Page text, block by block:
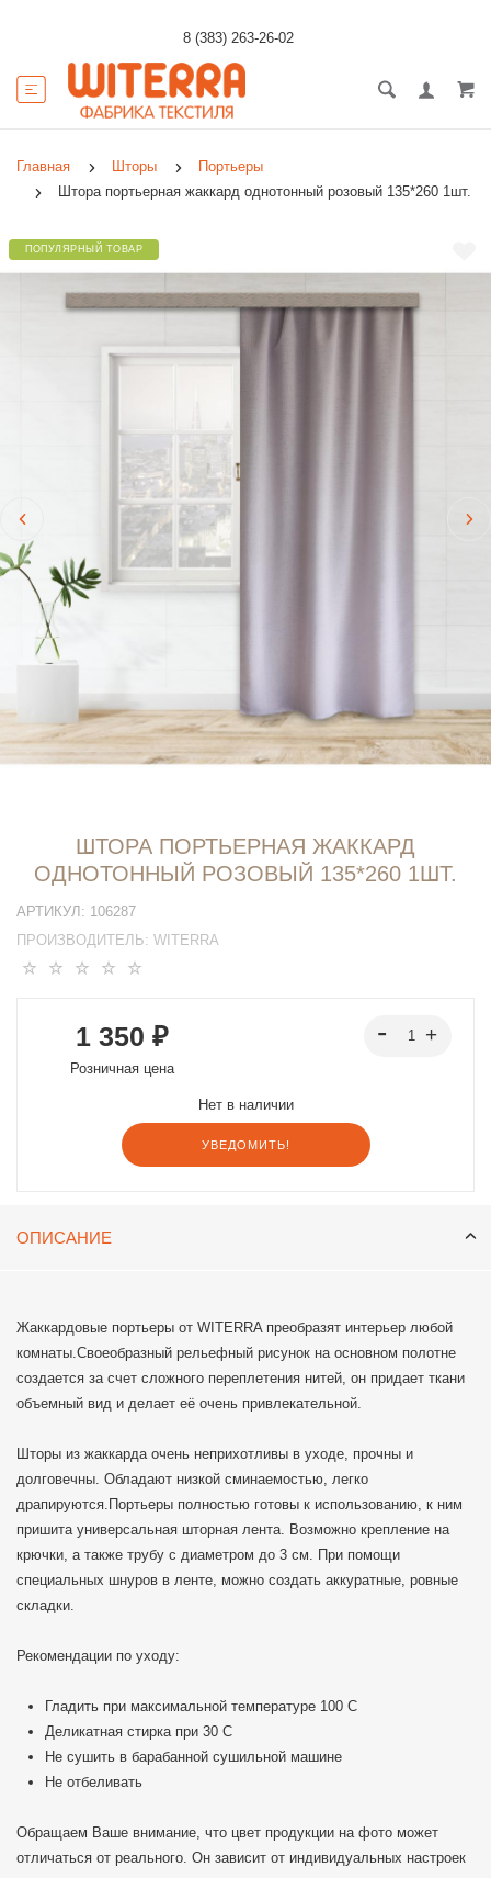
8 (383) 263-26-02
Главная Шторы
Портьеры
Штора портьерная жаккард однотонный розовый 135*260 1шт.
ПОПУЛЯРНЫЙ ТОВАР
ШТОРА ПОРТЬЕРНАЯ ЖАККАРД
ОДНОТОННЫЙ РОЗОВЫЙ 135*260 1ШТ.
АРТИКУЛ: 106287
ПРОИЗВОДИТЕЛЬ: WITERRA
1 350 ₽
Розничная цена
Нет в наличии
УВЕДОМИТЬ!
ОПИСАНИЕ
Жаккардовые портьеры от WITERRA преобразят интерьер любой
комнаты.Своеобразный рельефный рисунок на основном полотне
создается за счет сложного переплетения нитей, он придает ткани
объемный вид и делает её очень привлекательной.
Шторы из жаккарда очень неприхотливы в уходе, прочны и
долговечны. Обладают низкой сминаемостью, легко
драпируются.Портьеры полностью готовы к использованию, к ним
пришита универсальная шторная лента. Возможно крепление на
крючки, а также трубу с диаметром до 3 см. При помощи
специальных шнуров в ленте, можно создать аккуратные, ровные
складки.
Рекомендации по уходу:
Гладить при максимальной температуре 100 C
Деликатная стирка при 30 С
Не сушить в барабанной сушильной машине
Не отбеливать
Обращаем Ваше внимание, что цвет продукции на фото может
отличаться от реального. Он зависит от индивидуальных настроек